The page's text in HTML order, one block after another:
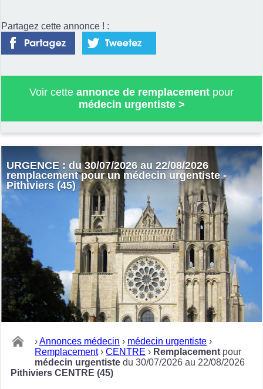
Partagez cette annonce ! :
Voir cette annonce de remplacement pour
médecin urgentiste>
URGENCE : du 30/07/2026 au 22/08/2026
remplacement pour un médecin urgentiste -
Pithiviers (45)
›Annonces médecin › médecin urgentiste ›
Remplacement › CENTRE › Remplacement pour
médecin urgentiste du 30/07/2026 au 22/08/2026
Pithiviers CENTRE (45)